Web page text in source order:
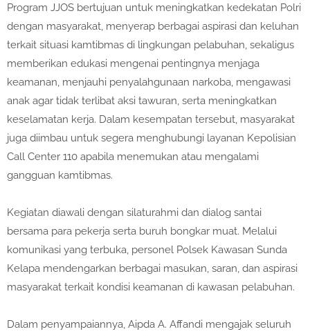
Program JJOS bertujuan untuk meningkatkan kedekatan Polri
dengan masyarakat, menyerap berbagai aspirasi dan keluhan
terkait situasi kamtibmas di lingkungan pelabuhan, sekaligus
memberikan edukasi mengenai pentingnya menjaga
keamanan, menjauhi penyalahgunaan narkoba, mengawasi
anak agar tidak terlibat aksi tawuran, serta meningkatkan
keselamatan kerja. Dalam kesempatan tersebut, masyarakat
juga diimbau untuk segera menghubungi layanan Kepolisian
Call Center 110 apabila menemukan atau mengalami
gangguan kamtibmas.
Kegiatan diawali dengan silaturahmi dan dialog santai
bersama para pekerja serta buruh bongkar muat. Melalui
komunikasi yang terbuka, personel Polsek Kawasan Sunda
Kelapa mendengarkan berbagai masukan, saran, dan aspirasi
masyarakat terkait kondisi keamanan di kawasan pelabuhan.
Dalam penyampaiannya, Aipda A. Affandi mengajak seluruh